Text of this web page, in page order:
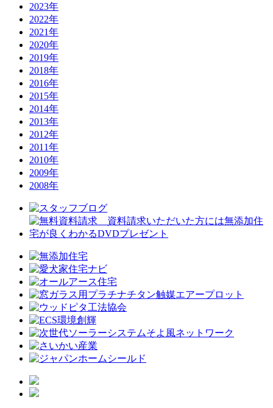
2023年
2022年
2021年
2020年
2019年
2018年
2016年
2015年
2014年
2013年
2012年
2011年
2010年
2009年
2008年